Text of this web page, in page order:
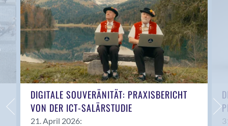
Belp
Bendern
Benken (SG)
Bergdietikon
Berlin
Bern
Bern - Liebefeld
Bern 15
Bern 22
DIGITALE SOUVERÄNITÄT: PRAXISBERICHT
VON DER ICT-SALÄRSTUDIE
21. April 2026: